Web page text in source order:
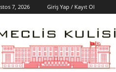
7, 2026 Giriş Yap / Kayıt Ol
Meclis
Kulisi
–
Haber